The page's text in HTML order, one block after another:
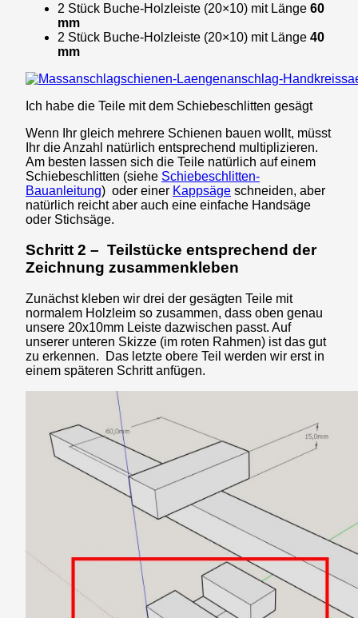
2 Stück Buche-Holzleiste (20×10) mit Länge 60
mm
2 Stück Buche-Holzleiste (20×10) mit Länge 40
mm
Ich habe die Teile mit dem Schiebeschlitten gesägt
Wenn Ihr gleich mehrere Schienen bauen wollt, müsst
Ihr die Anzahl natürlich entsprechend multiplizieren.
Am besten lassen sich die Teile natürlich auf einem
Schiebeschlitten (siehe Schiebeschlitten-
Bauanleitung) oder einer Kappsäge schneiden, aber
natürlich reicht aber auch eine einfache Handsäge
oder Stichsäge.
Schritt 2 – Teilstücke entsprechend der
Zeichnung zusammenkleben
Zunächst kleben wir drei der gesägten Teile mit
normalem Holzleim so zusammen, dass oben genau
unsere 20x10mm Leiste dazwischen passt. Auf
unserer unteren Skizze (im roten Rahmen) ist das gut
zu erkennen. Das letzte obere Teil werden wir erst in
einem späteren Schritt anfügen.